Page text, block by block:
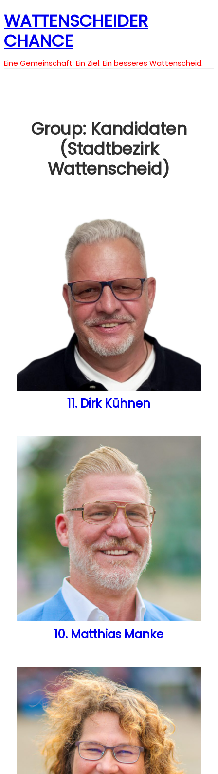
WATTENSCHEIDER
CHANCE
Eine Gemeinschaft. Ein Ziel. Ein besseres Wattenscheid.
Group: Kandidaten
(Stadtbezirk
Wattenscheid)
11. Dirk Kühnen
10. Matthias Manke